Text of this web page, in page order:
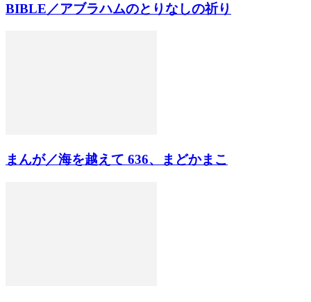
BIBLE／アブラハムのとりなしの祈り
まんが／海を越えて 636、まどかまこ